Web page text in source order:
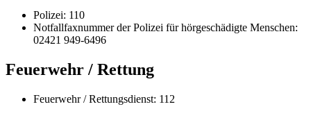
Polizei: 110
Notfallfaxnummer der Polizei für hörgeschädigte Menschen:
02421 949-6496
Feuerwehr / Rettung
Feuerwehr / Rettungsdienst: 112